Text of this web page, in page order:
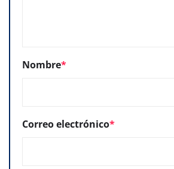
Nombre*
Correo electrónico*